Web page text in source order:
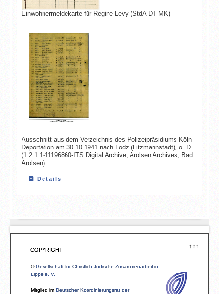
↑↑↑
COPYRIGHT
©Gesellschaft für Christlich-Jüdische Zusammenarbeit in
Lippe e. V.
Mitglied imDeutscher Koordinierungsrat der
Einwohnermeldekarte für Regine Levy (StdA DT MK)
Ausschnitt aus dem Verzeichnis des Polizeipräsidiums Köln
Deportation am 30.10.1941 nach Lodz (Litzmannstadt), o. D.
(1.2.1.1-11196860-ITS Digital Archive, Arolsen Archives, Bad
Arolsen)
Details